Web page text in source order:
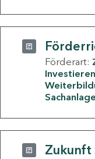
Förderart:
Zukunft